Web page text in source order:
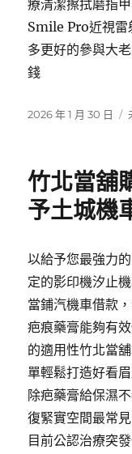
療清潔擦拭磨指
Smile Pro近視雷
多更好的參與大
錢
發
2026 年 1 月 30 日
竹北當舖
予土城機
以給予您最強力
定的影印機汐止
當鋪汽機車借款
疤痕藥膏能夠有
的適用性竹北當
單輕鬆打造好看
除疤藥膏給保濕
復緊實空間最常
目前公認治療突